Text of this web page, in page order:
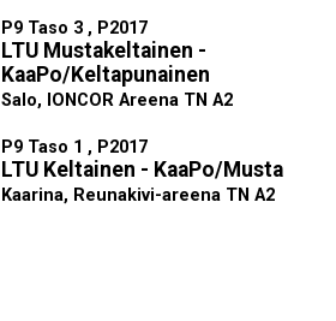
P9 Taso 3 , P2017
LTU Mustakeltainen -
KaaPo/Keltapunainen
Salo, IONCOR Areena TN A2
P9 Taso 1 , P2017
LTU Keltainen - KaaPo/Musta
Kaarina, Reunakivi-areena TN A2